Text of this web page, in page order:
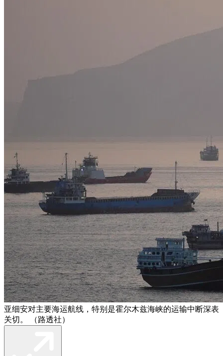
亚细安对主要海运航线，特别是霍尔木兹海峡的运输中断深表
关切。 （路透社）